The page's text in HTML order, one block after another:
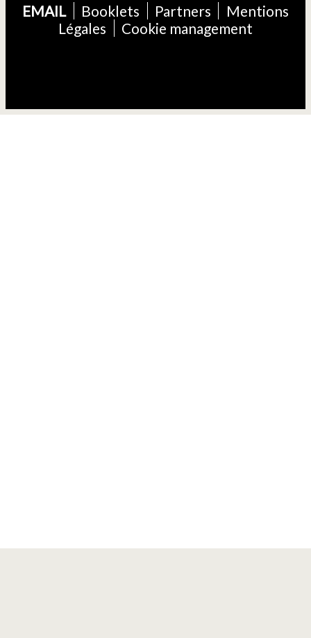
EMAIL
Booklets Partners
Mentions
Légales
Cookie management